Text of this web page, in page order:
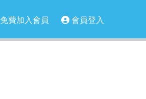
免費加入會員 會員登入